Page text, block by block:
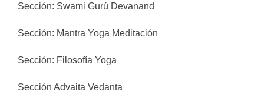
Sección: Swami Gurú Devanand
Sección: Mantra Yoga Meditación
Sección: Filosofía Yoga
Sección Advaita Vedanta